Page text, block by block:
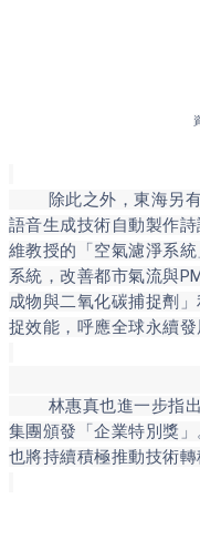
除此之外，東海另有
語音生成技術自動製作
維教授的「空氣濾淨系
系統，改善都市氣流與
成物與二氧化碳捕捉劑
捉效能，呼應全球永續發
林惠真也進一步指出
集團頒發「企業特別獎
也將持續積極推動技術